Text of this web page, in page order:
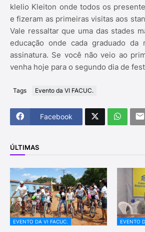
klelio Kleiton onde todos os
e fizeram as primeiras visitas aos
Vale ressaltar que uma das stades
educação onde cada graduado da
assinatura. Se você não veio ao
venha hoje para o segundo dia de
Tags Evento da VI FACUC.
Facebook
ÚLTIMAS
EVENTO DA VI FACUC. EVENTO